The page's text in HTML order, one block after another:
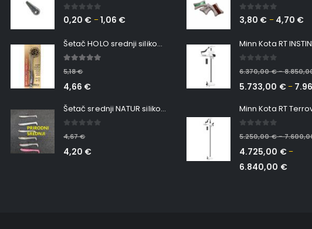
0out of 5
0,20€–1,06
5.00out of 5
5,18 €
4,66
0out of 5
4,67 €
4,20
0out of 5
3,80€–4,70
0out of 5
6.370,00 €
5.733,00 €–
0out of 5
5.250,00 €
4.725,00 €–
6.840,00 €